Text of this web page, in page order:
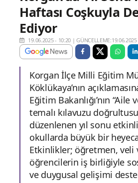
Haftası Coşkuyla
Ediyor
19.06.2025 - 10:20 |
Korgan İlçe Milli Eğitim
Köklükaya’nın
Eğitim Bakanlığı’nın “Aile
temalı kılavuzu
düzenlenen yıl sonu
okullarda büyük bir
Etkinlikler; öğretmen, veli
öğrencilerin iş birliğiyle
ve duygusal gelişimi